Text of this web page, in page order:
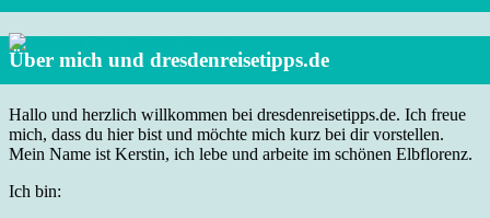
Über mich und dresdenreisetipps.de
Hallo und herzlich willkommen bei dresdenreisetipps.de. Ich freue
mich, dass du hier bist und möchte mich kurz bei dir vorstellen.
Mein Name ist Kerstin, ich lebe und arbeite im schönen Elbflorenz.
Ich bin: